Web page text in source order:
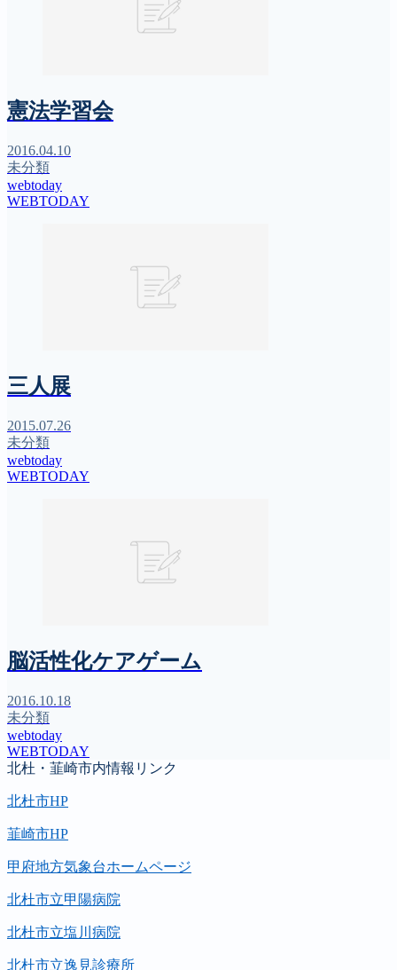
憲法学習会
2016.04.10
未分類
webtoday
WEBTODAY
三人展
2015.07.26
未分類
webtoday
WEBTODAY
脳活性化ケアゲーム
2016.10.18
未分類
webtoday
WEBTODAY
北杜・韮崎市内情報リンク
北杜市HP
韮崎市HP
甲府地方気象台ホームページ
北杜市立甲陽病院
北杜市立塩川病院
北杜市立逸見診療所